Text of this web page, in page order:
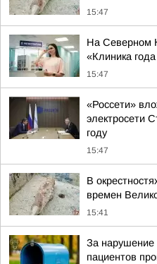
15:47
На Северном
«Клиника
15:47
«Россети»
электросети
году
15:47
В
времен
15:41
За нарушение
пациентов